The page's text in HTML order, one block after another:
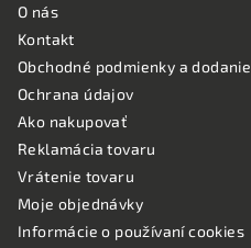
O nás
Kontakt
Obchodné podmienky a
Ochrana údajov
Ako nakupovať
Reklamácia tovaru
Vrátenie tovaru
Moje objednávky
Informácie o používaní cookies